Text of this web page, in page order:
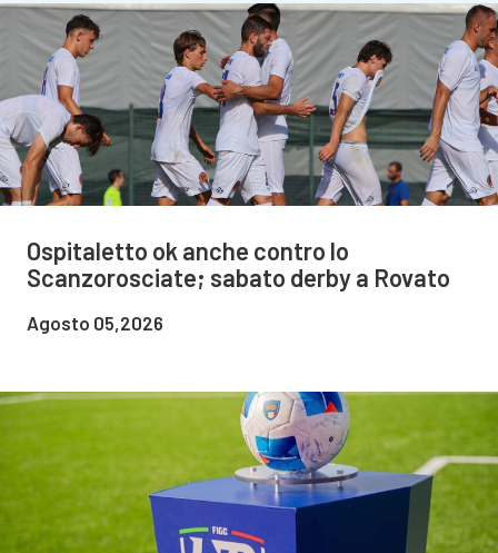
Ospitaletto ok anche contro lo
Scanzorosciate; sabato derby a Rovato
Agosto 05,2026